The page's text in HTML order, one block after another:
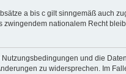
a bis c gilt sinngemäß auch
zwingendem nationalem Recht
und die
zu widersprechen. Im